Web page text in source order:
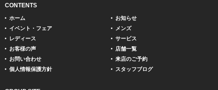
CONTENTS
ホーム
お知らせ
イベント・フェア
メンズ
レディース
サービス
お客様の声
店舗一覧
お問い合わせ
来店のご予約
個人情報保護方針
スタッフブログ